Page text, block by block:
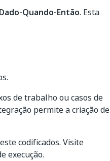
Dado-Quando-Então. Esta
de trabalho ou casos de
permite a criação de
codificados. Visite
execução.